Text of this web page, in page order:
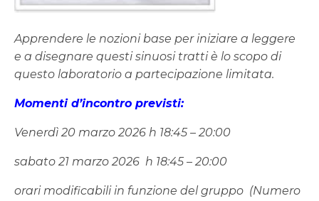
Apprendere le nozioni base per iniziare a leggere
e a disegnare questi sinuosi tratti è lo scopo di
questo laboratorio a partecipazione limitata.
Momenti d’incontro previsti:
Venerdì 20 marzo 2026 h 18:45 – 20:00
sabato 21 marzo 2026 h 18:45 – 20:00
orari modificabili in funzione del gruppo (Numero